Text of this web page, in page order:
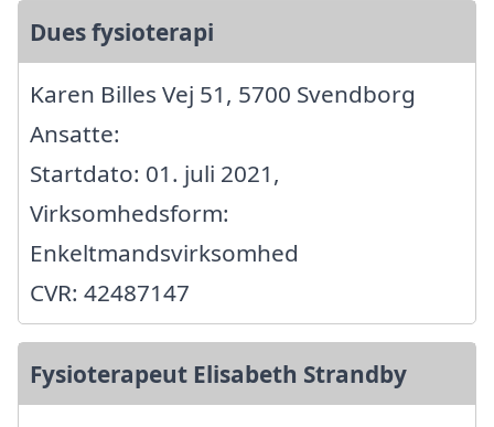
Dues fysioterapi
Karen Billes Vej 51, 5700 Svendborg
Ansatte:
Startdato: 01. juli 2021,
Virksomhedsform:
Enkeltmandsvirksomhed
CVR: 42487147
Fysioterapeut Elisabeth Strandby